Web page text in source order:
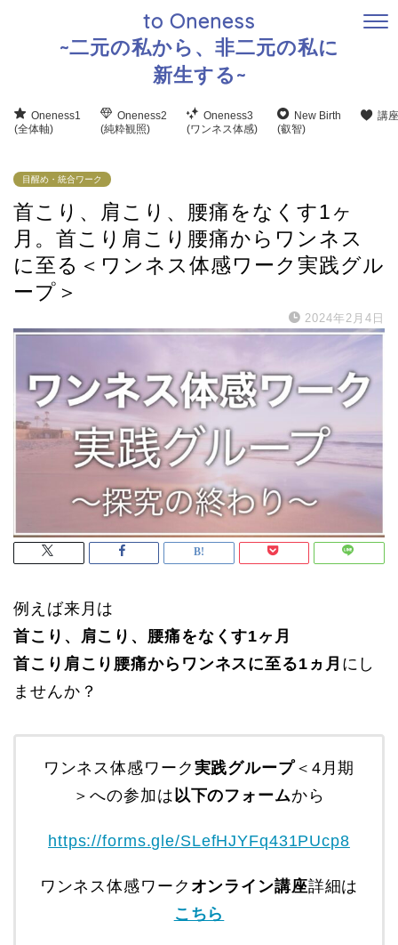
to Oneness
~二元の私から、非二元の私に
新生する~
Oneness1
(全体軸)
Oneness2
(純粋観照)
Oneness3
(ワンネス体感)
New Birth
(叡智)
講
目醒め・統合ワーク
首こり、肩こり、腰痛をなくす1ヶ
月。首こり肩こり腰痛からワンネス
に至る＜ワンネス体感ワーク実践グル
ープ＞
2024年2月4日
例えば来月は
首こり、肩こり、腰痛をなくす1ヶ月
首こり肩こり腰痛からワンネスに至る1ヵ月 にし
ませんか？
ワンネス体感ワーク 実践グループ＜4月期
＞への参加は以下のフォームから
https://forms.gle/SLefHJYFq431PUcp8
ワンネス体感ワーク オンライン講座詳細は
こちら